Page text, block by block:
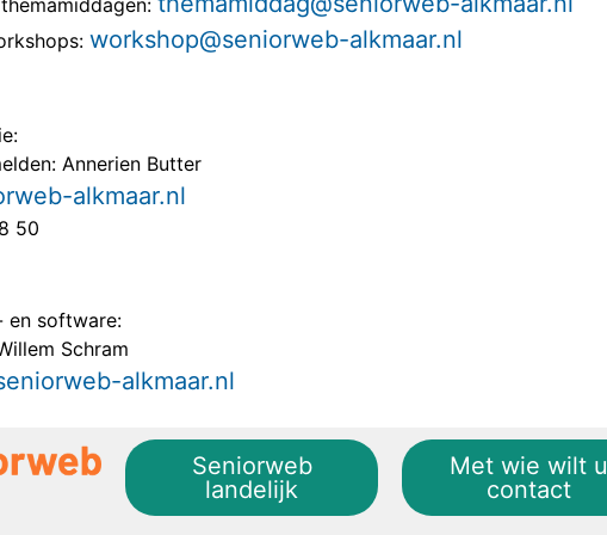
workshop@seniorweb-alkmaar.nl
Annerien Butter
alkmaar.nl
50
en software:
Schram
alkmaar.nl
Seniorweb
landelijk
Met wie wilt u
contact